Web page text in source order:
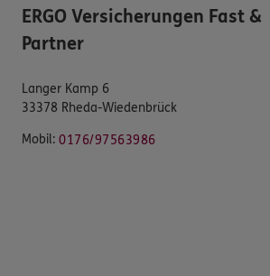
ERGO Versicherungen Fast &
Partner
Langer Kamp 6
33378 Rheda-Wiedenbrück
Mobil: 0176/97563986